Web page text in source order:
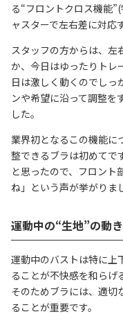
る“フロントクロス機能
ャスターで左右差に対応
スタッフの方からは、左
か、今日はゆったりトレ
日は激しく動くのでしっ
ンや希望に沿って調整を
した。
業界初となるこの機能に
整できるブラは初めてで
と思ったので、フロント
ね」という声が挙がりま
運動中の“生地”の動
運動中のバストは特に上
ることが不快感を和らげ
そのためブラには、適切
ることが重要です。